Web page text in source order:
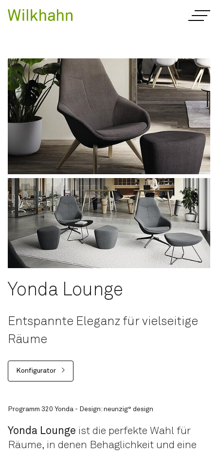
Yonda Lounge
Entspannte Eleganz für vielseitige
Räume
Konfigurator
Programm 320 Yonda - Design: neunzig° design
Yonda Lounge ist die perfekte Wahl für
Räume, in denen Behaglichkeit und eine